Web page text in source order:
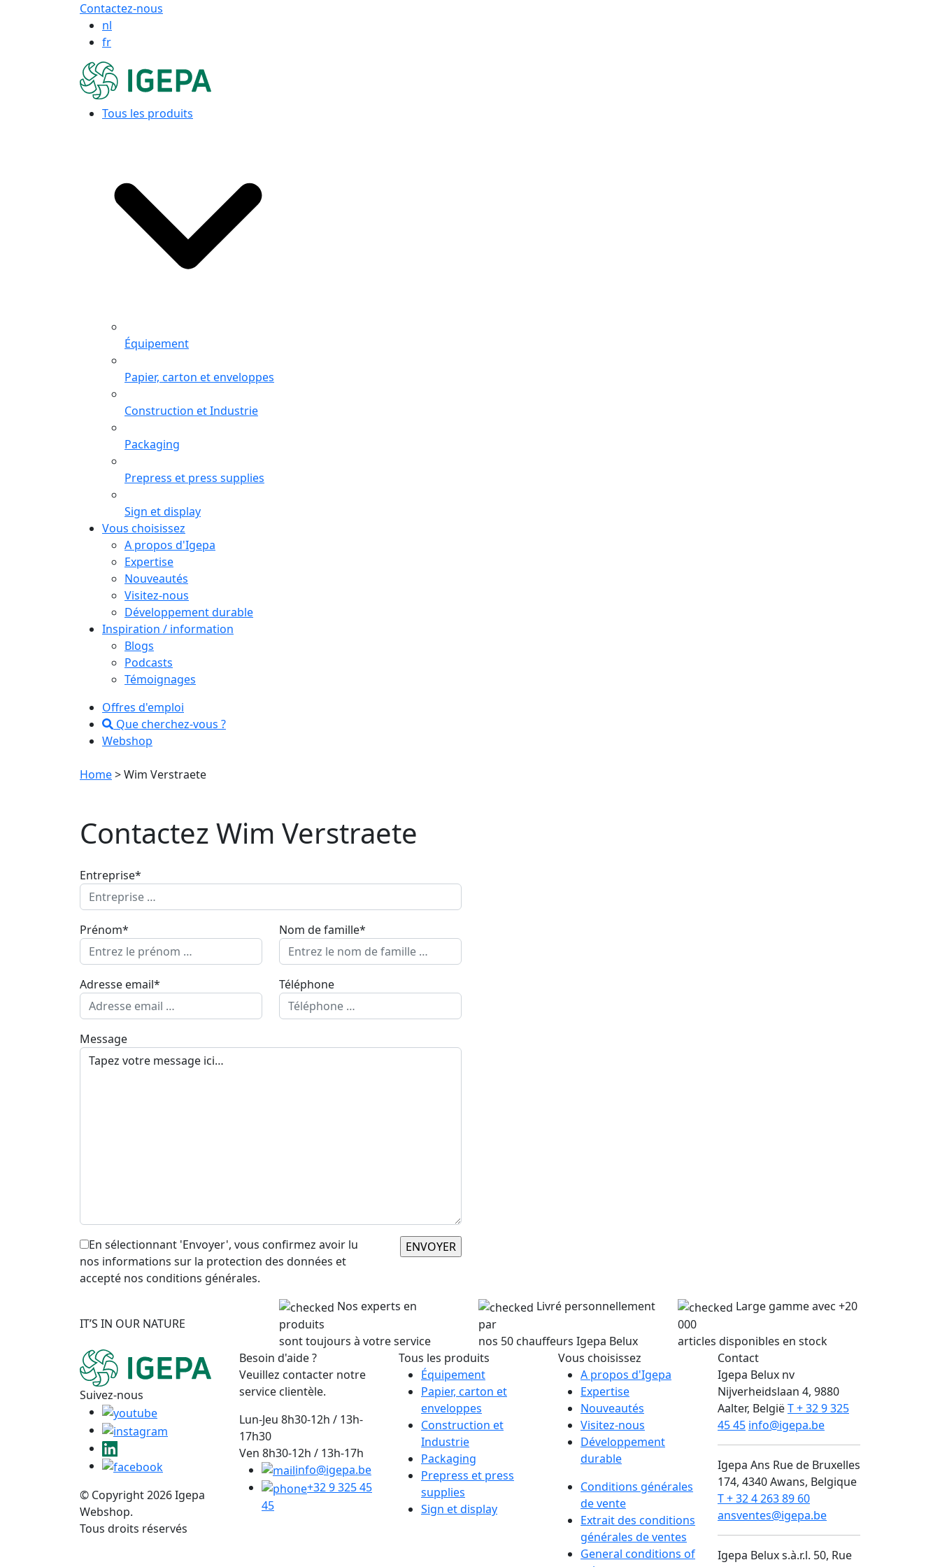
Contactez-nous
nl
fr
Tous les produits
Équipement
Papier, carton et enveloppes
Construction et Industrie
Packaging
Prepress et press supplies
Sign et display
Vous choisissez
A propos d'Igepa
Expertise
Nouveautés
Visitez-nous
Développement durable
Inspiration / information
Blogs
Podcasts
Témoignages
Offres d'emploi
Que cherchez-vous ?
Webshop
Home> Wim Verstraete
Contactez Wim Verstraete
Entreprise*
Prénom* Nom de famille*
Adresse email* Téléphone
Message
En sélectionnant 'Envoyer', vous confirmez avoir lu
nos informations sur la protection des données et
accepté nos conditions générales.
IT’S IN OUR NATURE
Nos experts en
produits
sont toujours à votre service
Livré personnellement
par
nos 50 chauffeurs Igepa Belux
Large gamme avec +20
000
articles disponibles en stock
Suivez-nous
© Copyright 2026 Igepa
Webshop.
Tous droits réservés
Besoin d'aide ?
Veuillez contacter notre
service clientèle.
Lun-Jeu 8h30-12h / 13h-
17h30
Ven 8h30-12h / 13h-17h
info@igepa.be
+32 9 325 45
45
Tous les produits
Équipement
Papier, carton et
enveloppes
Construction et
Industrie
Packaging
Prepress et press
supplies
Sign et display
Vous choisissez
A propos d'Igepa
Expertise
Nouveautés
Visitez-nous
Développement
durable
Conditions générales
de vente
Extrait des conditions
générales de ventes
General conditions of
Contact
Igepa Belux nv
Nijverheidslaan 4, 9880
Aalter, BelgiëT + 32 9 325
45 45 info@igepa.be
Igepa Ans Rue de Bruxelles
174, 4340 Awans, Belgique
T + 32 4 263 89 60
ansventes@igepa.be
Igepa Belux s.à.r.l. 50, Rue